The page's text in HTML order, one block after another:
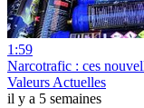
1:59
Narcotrafic : ces
Valeurs Actuelles
il y a 5 semaines